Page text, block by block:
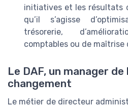
initiatives et les résultats
qu’il s’agisse
trésorerie,
comptables ou de maîtrise
Le DAF, un manager
changement
Le métier de directeur